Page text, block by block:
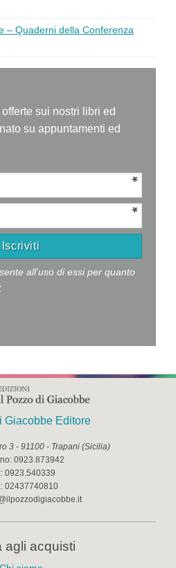
– Quaderni della Conferenza
sui nostri libri ed
su appuntamenti ed
all'uso di essi per quanto
Giacobbe Editore
3 - 91100 - Trapani (Sicilia)
0923.873942
0923.540339
02437740810
agli acquisti